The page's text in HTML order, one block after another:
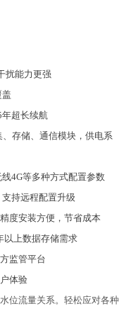
扰能力更强
盖
超长续航
存储、通信模块，供电系
4G等多种方式配置参数
持远程配置升级
度安装方便，节省成本
以上数据存储需求
监管平台
体验
位流量关系。轻松应对各种